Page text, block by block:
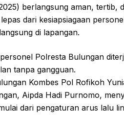
berlangsung aman, tertib,
dari kesiapsiagaan
di lapangan.
Polresta Bulungan
tanpa gangguan.
Kombes Pol Rofikoh
Aipda Hadi Purnomo,
dari pengaturan arus lalu